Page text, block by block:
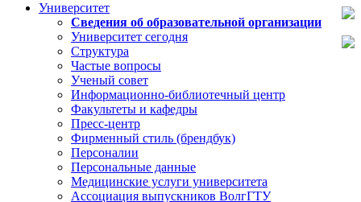
Университет
Сведения об образовательной организации
Университет сегодня
Структура
Частые вопросы
Ученый совет
Информационно-библиотечный центр
Факультеты и кафедры
Пресс-центр
Фирменный стиль (брендбук)
Персоналии
Персональные данные
Медицинские услуги университета
Ассоциация выпускников ВолгГТУ